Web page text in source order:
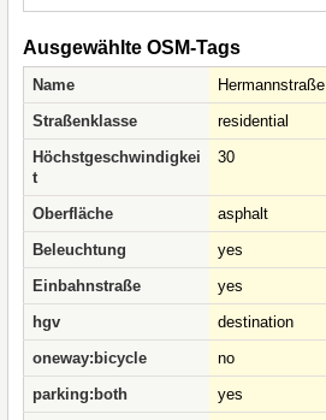
Ausgewählte OSM-Tags
Name
Hermannstraße
Straßenklasse
residential
Höchstgeschwindigkei
t
30
Oberfläche
asphalt
Beleuchtung
yes
Einbahnstraße
yes
hgv
destination
oneway:bicycle
no
parking:both
yes